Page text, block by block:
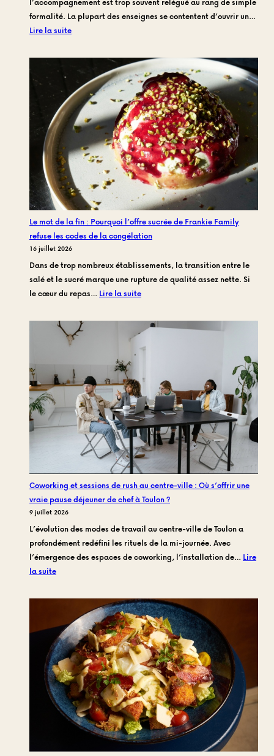
formalité. La plupart des enseignes se contentent d’ouvrir un…
Lire la suite:
réconfortantes
ou
courgettes
fraîches
à
la
:
Quel
side
choisir
pour
accompagner
votre
chez
Frankie
?
Le mot de la fin : Pourquoi l’offre sucrée de Frankie Family
refuse les codes de la congélation
16 juillet 2026
Dans de trop nombreux établissements, la transition entre le
salé et le sucré marque une rupture de qualité assez nette. Si
le cœur du repas… Lire la suite:
mot
de
la
:
Pourquoi
l’offre
sucrée
de
Frankie
Family
refuse
les
codes
la
congélation
Coworking et sessions de rush au centre-ville : Où s’offrir une
vraie pause déjeuner de chef à Toulon ?
9 juillet 2026
L’évolution des modes de travail au centre-ville de Toulon a
profondément redéfini les rituels de la mi-journée. Avec
l’émergence des espaces de coworking, l’installation de… Lire
la suite:
et
sessions
de
rush
au
centre-
ville
:
Où
s’offrir
vraie